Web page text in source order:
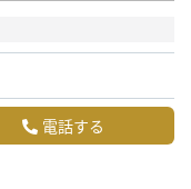
電話する